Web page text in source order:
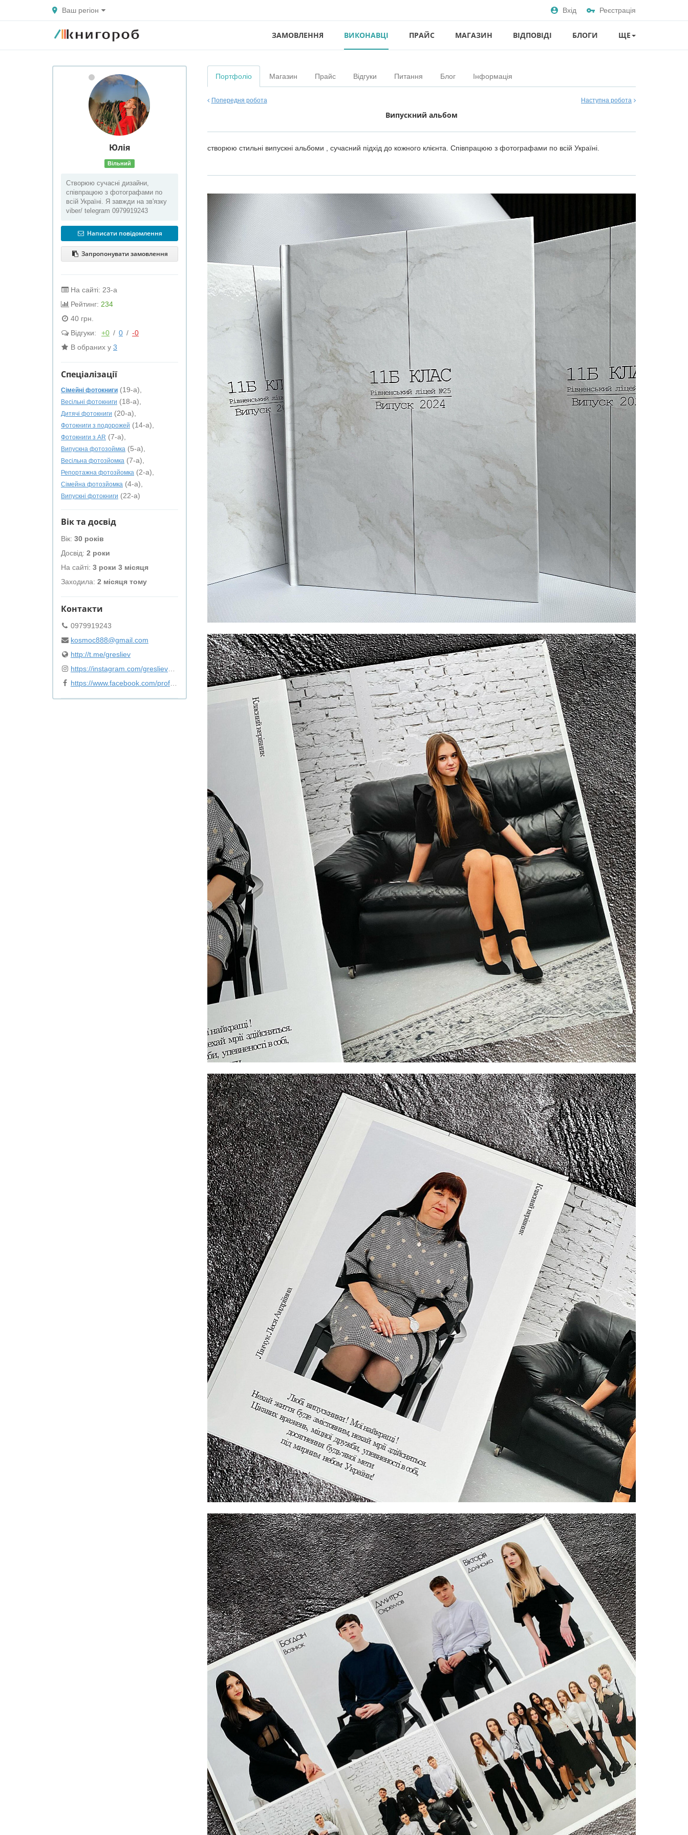
Ваш регіон Вхід Реєстрація
ЗАМОВЛЕННЯ ВИКОНАВЦІ ПРАЙС МАГАЗИН ВІДПОВІДІ БЛОГИ ЩЕ
Юлія
Вільний
Створюю сучасні дизайни,
співпрацюю з фотографами по
всій Україні. Я завжди на зв'язку
viber/ telegram 0979919243
Написати повідомлення
Запропонувати замовлення
На сайті: 23-а
Рейтинг: 234
40 грн.
Відгуки:
+0 / 0 / -0
В обраних у 3
Спеціалізації
Сімейні фотокниги (19-а),
Весільні фотокниги (18-а),
Дитячі фотокниги (20-а),
Фотокниги з подорожей (14-а),
Фотокниги з AR (7-а),
Випускна фотозоймка (5-а),
Весільна фотозйомка (7-а),
Репортажна фотозйомка (2-а),
Сімейна фотозйомка (4-а),
Випускні фотокниги (22-а)
Вік та досвід
Вік: 30 років
Досвід: 2 роки
На сайті: 3 роки 3 місяця
Заходила: 2 місяця тому
Контакти
0979919243
kosmoc888@gmail.com
http://t.me/gresliev
https://instagram.com/gresliev?igshid=NT
https://www.facebook.com/profile.php?id=
Портфоліо Магазин Прайс Відгуки Питання Блог Інформація
Попередня робота Наступна робота
Випускний альбом
створюю стильні випускні альбоми , сучасний підхід до кожного клієнта. Співпрацюю з фотографами по всій Україні.